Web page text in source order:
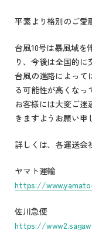
平素より格別のご愛
台風10号は暴風域を
り、今後は全国的に
台風の進路によって
る可能性が高くなっ
お客様には大変ご迷
きますようお願い申
詳しくは、各運送会
ヤマト運輸
https://
佐川急便
https://